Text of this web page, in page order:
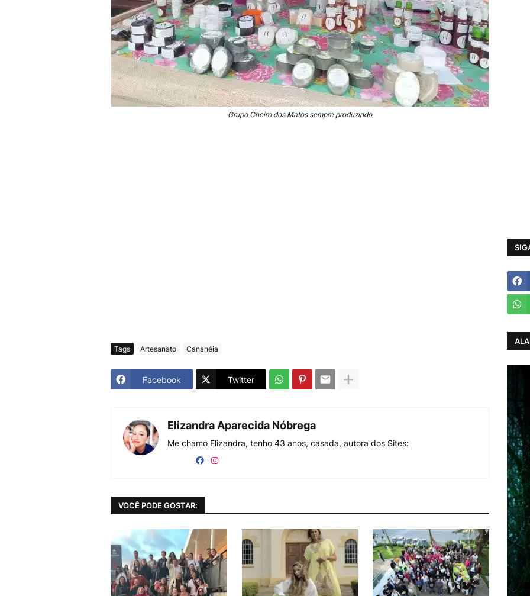
Grupo Cheiro dos Matos sempre produzindo
Tags Artesanato Cananéia
Facebook Twitter
Elizandra Aparecida Nóbrega
Me chamo Elizandra, tenho 43 anos, casada, autora dos Sites:
VOCÊ PODE GOSTAR: